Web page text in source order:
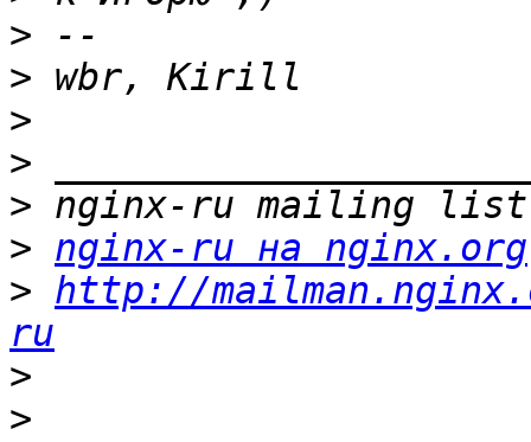
>
>
>
>
>
> nginx-ru на nginx.org
> http://
ru
>
>